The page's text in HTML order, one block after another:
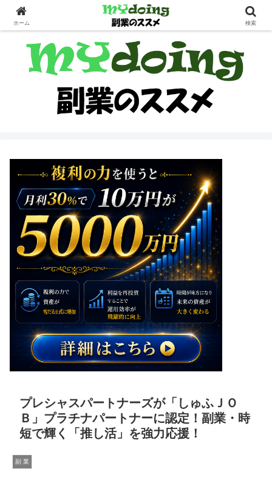
副業界隈
プレシャスパートナーズが「しゅふＪＯ
Ｂ」プラチナパートナーに認定！副業・時
短で輝く「推し活」を強力応援！
副 業
ホーム 検索